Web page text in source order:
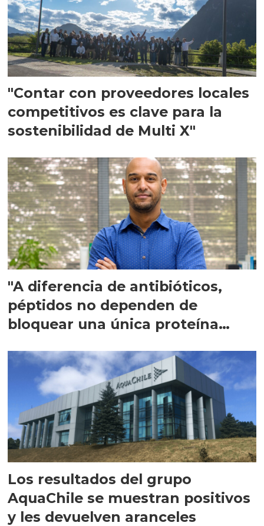
"Contar con proveedores locales
competitivos es clave para la
sostenibilidad de Multi X"
"A diferencia de antibióticos,
péptidos no dependen de
bloquear una única proteína
Los resultados del grupo
AquaChile se muestran positivos
y les devuelven aranceles